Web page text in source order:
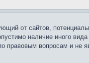
от сайтов,
наличие иного
правовым вопросам и не